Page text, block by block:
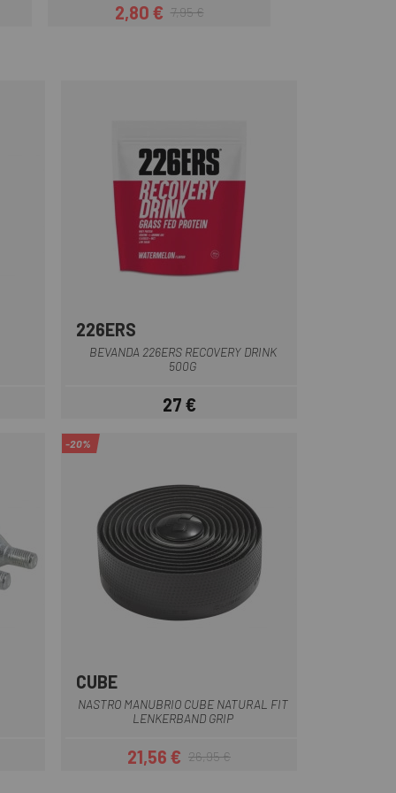
Prezzo
2,80 €Prezzo base
7,95 €
226ERS
BEVANDA 226ERS RECOVERY DRINK
500G
Prezzo
27 €
-20%
CUBE
NASTRO MANUBRIO CUBE NATURAL FIT
LENKERBAND GRIP
Prezzo
21,56 €Prezzo base
26,95 €